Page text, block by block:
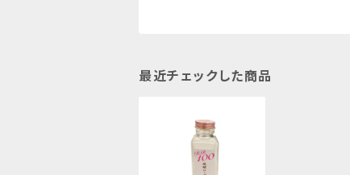
最近チェックした商品